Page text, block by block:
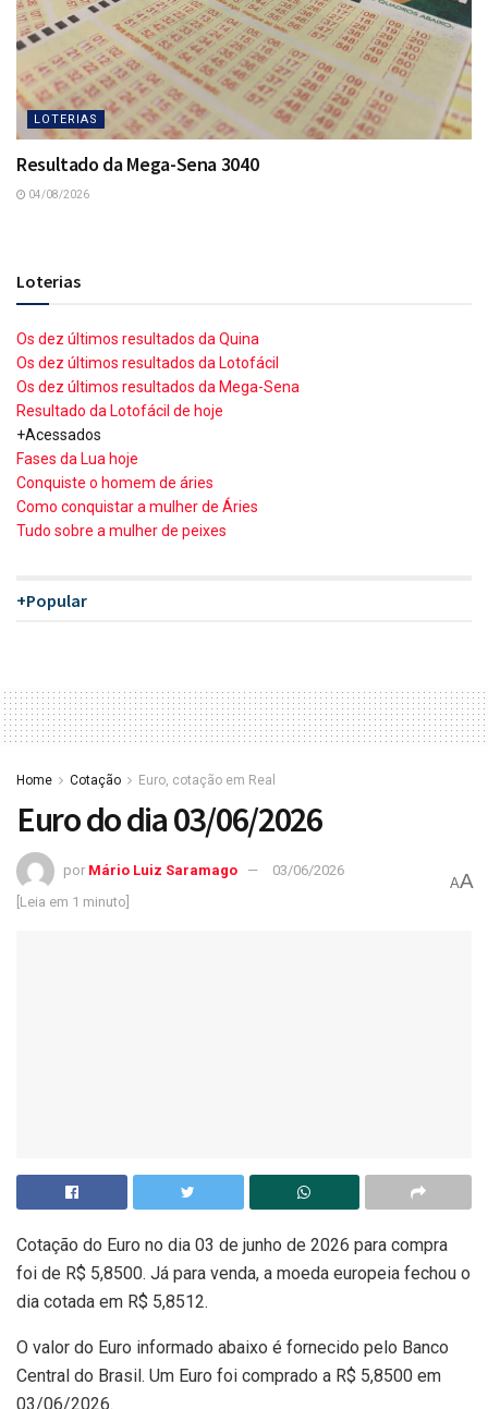
LOTERIAS
Resultado da Mega-Sena 3040
04/08/2026
Loterias
Os dez últimos resultados da Quina
Os dez últimos resultados da Lotofácil
Os dez últimos resultados da Mega-Sena
Resultado da Lotofácil de hoje
+Acessados
Fases da Lua hoje
Conquiste o homem de áries
Como conquistar a mulher de Áries
Tudo sobre a mulher de peixes
+Popular
Home Cotação Euro, cotação em Real
Euro do dia 03/06/2026
por Mário Luiz Saramago
03/06/2026
[Leia em 1 minuto]
AA
Cotação do Euro no dia 03 de junho de 2026 para compra
foi de R$ 5,8500. Já para venda, a moeda europeia fechou o
dia cotada em R$ 5,8512.
O valor do Euro informado abaixo é fornecido pelo Banco
Central do Brasil. Um Euro foi comprado a R$ 5,8500 em
03/06/2026.